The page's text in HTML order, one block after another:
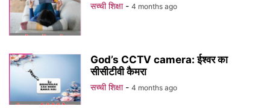
सच्ची शिक्षा - 4 months ago
God’s CCTV camera: ईश्वर का
सीसीटीवी कैमरा
सच्ची शिक्षा - 4 months ago